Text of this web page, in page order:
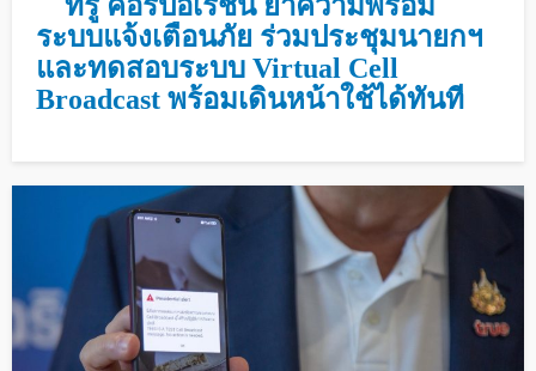
ระบบแจ้งเตือนภัย ร่วมประชุมนายกฯ
และทดสอบระบบ Virtual Cell
Broadcast พร้อมเดินหน้าใช้ได้ทันที